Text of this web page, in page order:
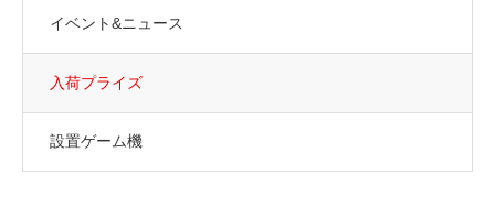
イベント&ニュース
入荷プライズ
設置ゲーム機